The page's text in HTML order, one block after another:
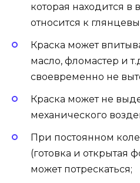
которая находится в
относится к
Краска может
масло, фломастер и
своевременно не
Краска может не
механического
При постоянном
(готовка и открытая
может потрескаться;